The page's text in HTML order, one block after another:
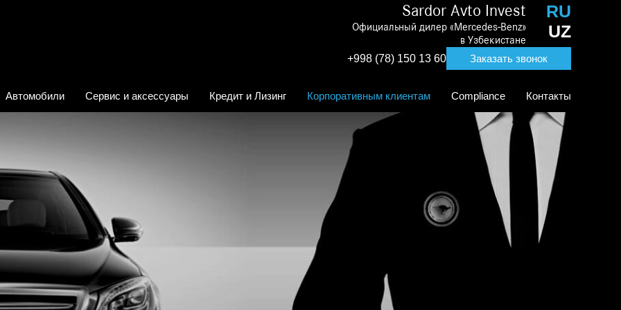
Sardor Avto Invest
Официальный дилер «Mercedes-Benz»
в Узбекистане
+998 (78) 150 13 60 Заказать звонок
RU
UZ
Автомобили Сервис и аксессуары Кредит и Лизинг Корпоративным клиентам Compliance Контакты